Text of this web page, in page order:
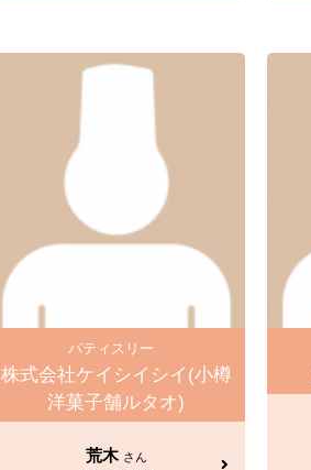
パティスリー
株式会社ケイシイシイ(小樽
洋菓子舗ルタオ)
荒木 さん